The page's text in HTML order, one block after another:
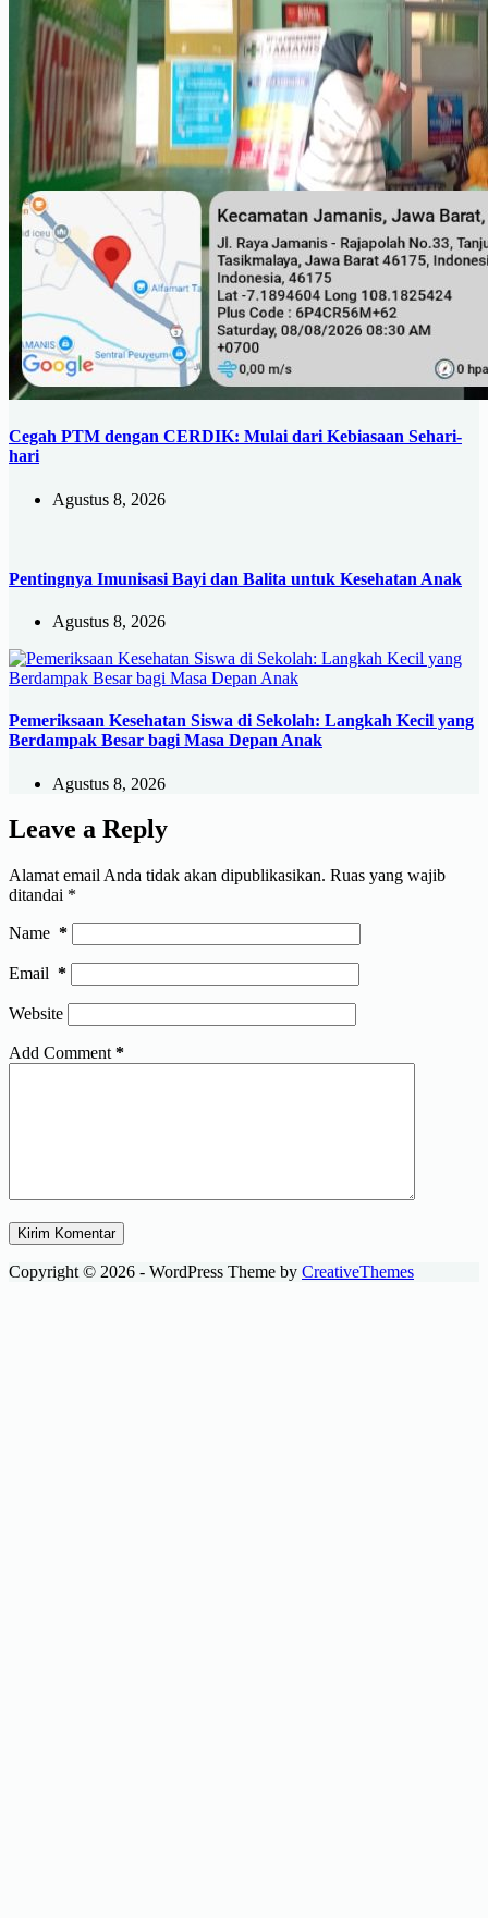
Cegah PTM dengan CERDIK: Mulai dari Kebiasaan Sehari-
hari
Agustus 8, 2026
Pentingnya Imunisasi Bayi dan Balita untuk Kesehatan Anak
Agustus 8, 2026
Pemeriksaan Kesehatan Siswa di Sekolah: Langkah Kecil yang
Berdampak Besar bagi Masa Depan Anak
Agustus 8, 2026
Leave a Reply
Alamat email Anda tidak akan dipublikasikan. Ruas yang wajib
ditandai *
Name *
Email *
Website
Add Comment *
Kirim Komentar
Copyright © 2026 - WordPress Theme by CreativeThemes